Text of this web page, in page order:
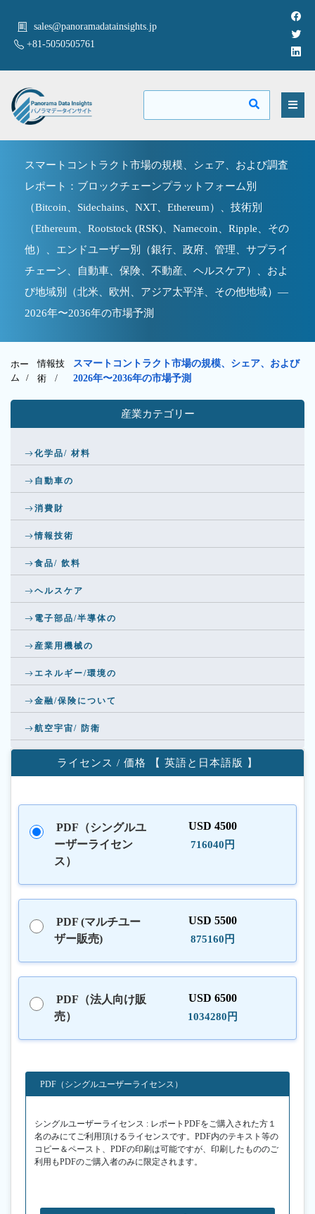
sales@panoramadatainsights.jp
+81-5050505761
スマートコントラクト市場の規模、シェア、および調査
レポート：ブロックチェーンプラットフォーム別
（Bitcoin、Sidechains、NXT、Ethereum）、技術別
（Ethereum、Rootstock (RSK)、Namecoin、Ripple、その
他）、エンドユーザー別（銀行、政府、管理、サプライ
チェーン、自動車、保険、不動産、ヘルスケア）、およ
び地域別（北米、欧州、アジア太平洋、その他地域）—
2026年〜2036年の市場予測
ホー
ム /
情報技
術 /
スマートコントラクト市場の規模、シェア、および
2026年〜2036年の市場予測
産業カテゴリー
化学品/ 材料
自動車の
消費財
情報技術
食品/ 飲料
ヘルスケア
電子部品/半導体の
産業用機械の
エネルギー/環境の
金融/保険について
航空宇宙/ 防衛
ライセンス / 価格 【 英語と日本語版 】
PDF（シングルユ
ーザーライセン
ス）
USD 4500
716040円
PDF (マルチユー
ザー販売)
USD 5500
875160円
PDF（法人向け販
売）
USD 6500
1034280円
PDF（シングルユーザーライセンス）
シングルユーザーライセンス : レポートPDFをご購入された方１
名のみにてご利用頂けるライセンスです。PDF内のテキスト等の
コピー＆ペースト、PDFの印刷は可能ですが、印刷したもののご
利用もPDFのご購入者のみに限定されます。